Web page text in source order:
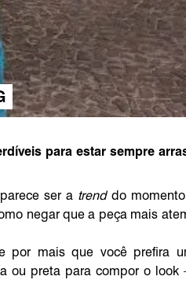
para estar sempre
ser a trend do
negar que a peça mais
por mais que você prefira
ou preta para compor o